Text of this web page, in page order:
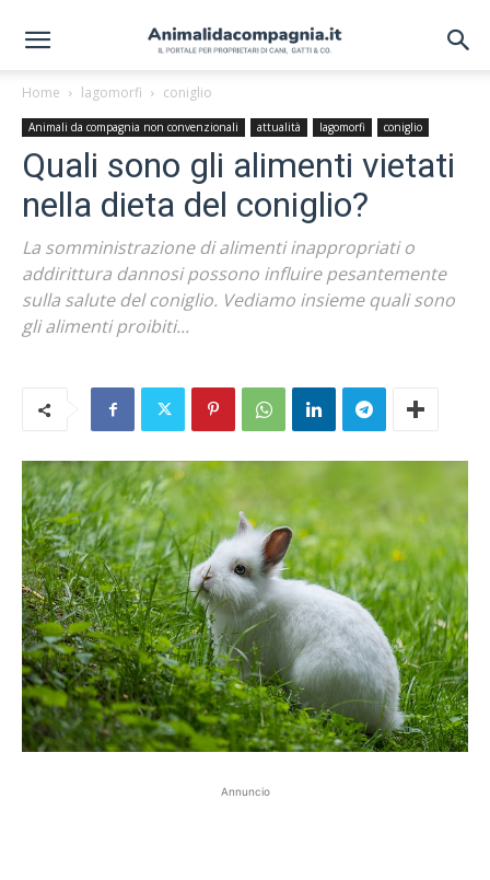
Home lagomorfi coniglio
Animali da compagnia non convenzionali attualità lagomorfi coniglio
Quali sono gli alimenti vietati
nella dieta del coniglio?
La somministrazione di alimenti inappropriati o
addirittura dannosi possono influire pesantemente
sulla salute del coniglio. Vediamo insieme quali sono
gli alimenti proibiti...
Annuncio